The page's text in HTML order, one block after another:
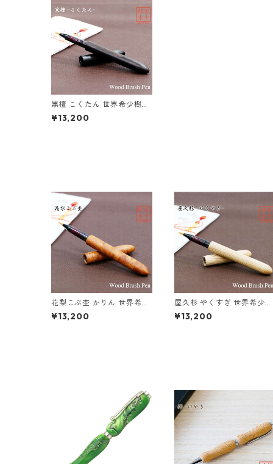
黒檀 こくたん 世界希少樹種
の筆ペン インクカートリッ
ジ付き TFP1810 bk
¥13,200
花梨こぶ杢 かりん 世界希少
樹種の筆ペン インクカート
リッジ付き TFP1810 or
¥13,200
屋久杉 やくすぎ 世界希少樹
種の筆ペン インクカートリ
ッジ付き TFP1810 be
¥13,200